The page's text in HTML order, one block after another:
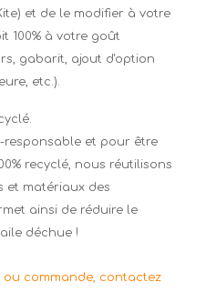
et de le modifier à votre
100% à votre goût
gabarit, ajout d'option
etc.).
responsable et pour être
recyclé, nous réutilisons
et matériaux des
ainsi de réduire le
déchue !
ou commande, contactez